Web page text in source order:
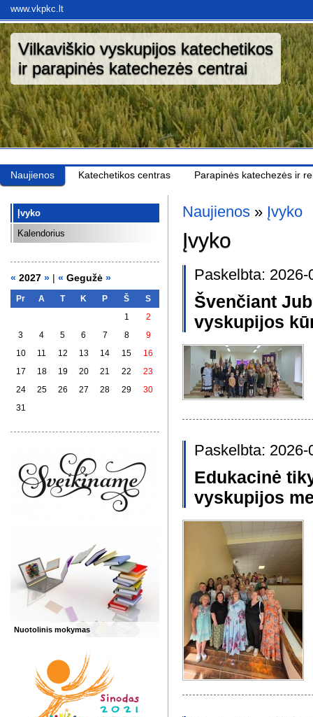
www.vkpkc.lt
Vilkaviškio vyskupijos katechetikos
ir parapinės katechezės centrai
Naujienos Katechetikos centras Parapinės katechezės ir
Įvyko
Kalendorius
« 2027 » | « Gegužė »
Pr A T K P Š
S
1
2
3
4 5 6 7 8
9
10
11 12 13 14 15
16
17
18 19 20 21 22
23
24
25 26 27 28 29
30
31
Nuotolinis mokymas
Naujienos » Įvyko
Įvyko
Paskelbta: 2026-
Švenčiant
vyskupijos
Paskelbta: 2026-
Edukacinė
vyskupijos